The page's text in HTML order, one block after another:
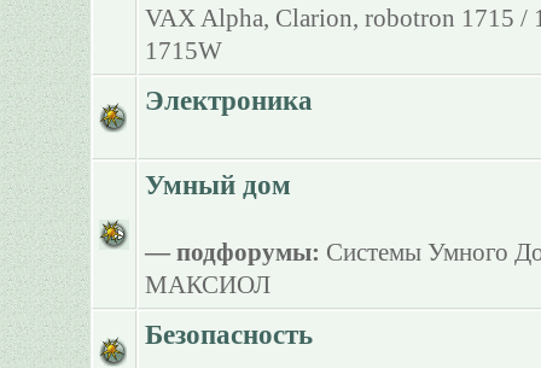
VAX Alpha, Clarion, robotron 1715 /
1715W
Электроника
Умный дом
— подфорумы: Системы Умного
МАКСИОЛ
Безопасность